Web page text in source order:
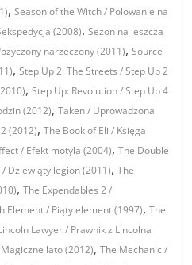
,Season of the Witch / Polowanie na
(2008),Sezon na leszcza
narzeczony (2011),Source
,Step Up 2: The Streets / Step Up 2
,Step Up: Revolution / Step Up 4
(2012),Taken / Uprowadzona
(2012),The Book of Eli / Księga
/ Efekt motyla (2004),The Double
/ Dziewiąty legion (2011),The
,The Expendables 2 /
Element / Piąty element (1997),The
Lawyer / Prawnik z Lincolna
lato (2012),The Mechanic /